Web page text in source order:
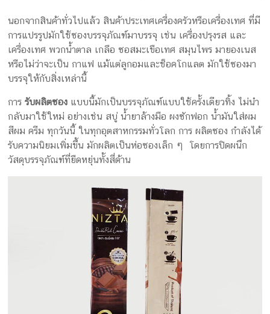
กล่อง
อาหาร
เสริม
โรงงาน
ผลิต
กล่อง
บรรจุ
ภัณฑ์
นอกจากสินค้าทั่วไปแล้ว สินค้าประเทศเครื่องครัวหรือเครื่องเทศ ที่มี
การแปรรูปมักใช้ซองบรรจุภัณฑ์มาบรรจุ เช่น เครื่องปรุงรส และ
เครื่องเทศ พวกน้ำตาล เกลือ ซอสมะเขือเทศ สมุนไพร มายองเนส
หรือไม่ว่าจะเป็น กาแฟ แม้แต่ลูกอมและช็อคโกแลต มักใช้ซองมา
บรรจุให้กับสิ่งเหล่านี้
การรับผลิตซอง แบบนี้มักเป็นบรรจุภัณฑ์แบบใช้ครั้งเดียวทิ้ง ไม่นำ
กลับมาใช้ใหม่ อย่างเช่น สบู่ น้ำยาล้างมือ ผงซักฟอก น้ำมันใส่ผม
สีผม ครีม ทุกวันนี้ ในทุกอุตสาหกรรมทั่วโลก การ ผลิตซอง กำลังได้
รับความนิยมเพิ่มขึ้น มักผลิตเป็นห่อซองเล็ก ๆ โดยการปิดผนึก
วัสดุบรรจุภัณฑ์ที่ยืดหยุ่นทั้งสี่ด้าน